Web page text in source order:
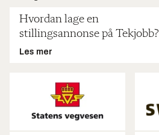
Hvordan lage en
stillingsannonse på Tekjobb?
Les mer